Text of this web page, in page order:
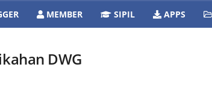
MEMBER SIPIL APPS
DWG